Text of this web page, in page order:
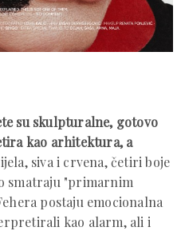
su skulpturalne, gotovo
kao arhitektura, a
siva i crvena, četiri boje
smatraju "primarnim
postaju emocionalna
kao alarm, ali i